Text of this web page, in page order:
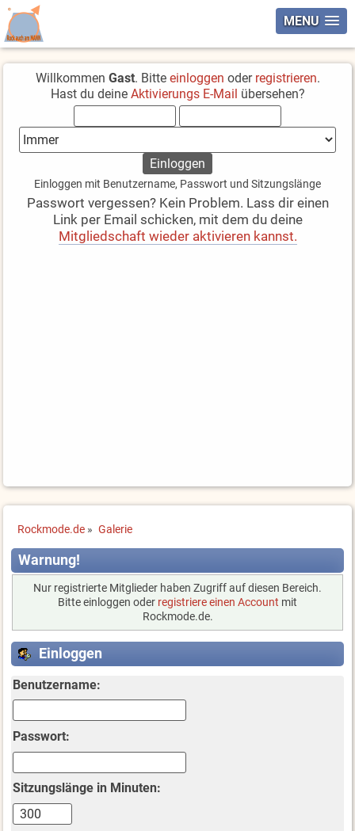
MENU
Willkommen Gast. Bitte einloggen oder registrieren.
Hast du deine Aktivierungs E-Mail übersehen?
Einloggen mit Benutzername, Passwort und Sitzungslänge
Passwort vergessen? Kein Problem. Lass dir einen
Link per Email schicken, mit dem du deine
Mitgliedschaft wieder aktivieren kannst.
Rockmode.de » Galerie
Warnung!
Nur registrierte Mitglieder haben Zugriff auf diesen Bereich.
Bitte einloggen oder registriere einen Account mit
Rockmode.de.
Einloggen
Benutzername:
Passwort:
Sitzungslänge in Minuten: